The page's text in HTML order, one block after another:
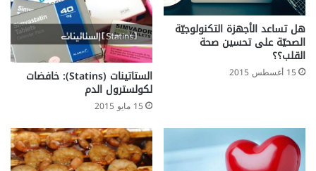
هل تساعد الأجهزة التكنولوجيّة
الصحيّة على تحسين صحة
القلب؟؟
15 أغسطس 2015 الستاتينات (Statins): خافضات
لكولسترول الدم
15 مايو 2015